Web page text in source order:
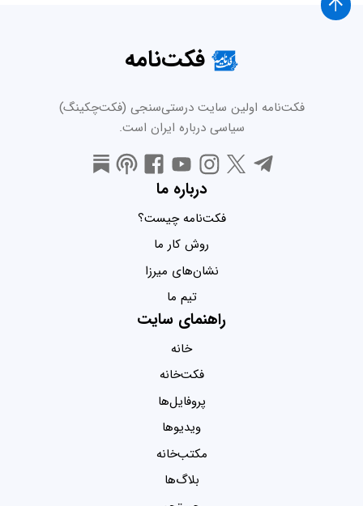
فکت‌نامه
فکت‌نامه اولین سایت درستی‌سنجی (فکت‌چکینگ)
سیاسی درباره ایران است.
درباره ما
فکت‌نامه چیست؟
روش کار ما
نشان‌های میرزا
تیم ما
راهنمای سایت
خانه
فکت‌خانه
پروفایل‌ها
ویدیو‌ها
مکتب‌خانه
بلاگ‌ها